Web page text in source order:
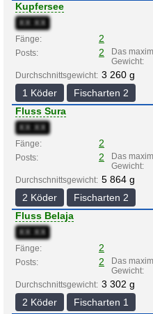
Kupfersee
XX:XX
Fänge:
2
Posts: 2
Das
Gewicht:
Durchschnittsgewicht: 3 260 g
1 Köder
Fischarten 2
Fluss Sura
XX:XX
Fänge:
2
Posts: 2
Das
Gewicht:
Durchschnittsgewicht: 5 864 g
2 Köder
Fischarten 2
Fluss Belaja
XX:XX
Fänge:
2
Posts: 2
Das
Gewicht:
Durchschnittsgewicht: 3 302 g
2 Köder
Fischarten 1